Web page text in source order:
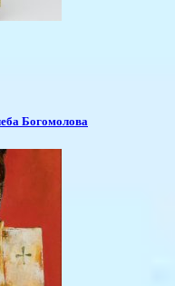
Богомолова